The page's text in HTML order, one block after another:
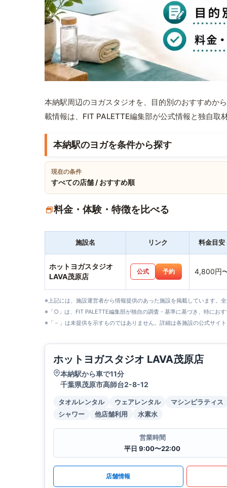
本納駅周辺のヨガスタジオを、目的別のおすすめか
載情報は、FIT PALETTE編集部が公式情報と独自取
本納駅のヨガを条件から探す
現在の条件
すべての店舗 / おすすめ順
料金・体験・特徴を比べる
施設名 リンク 料金目安
ホットヨガスタジオ
LAVA茂原店
公式 予約 4,800円
※上記には、施設運営者から情報提供のあった施設を掲載しています。
※「○」は、FIT PALETTE編集部が独自の調査・基準に基づき、特にお
※「－」は未提供を示すものではありません。詳細は各施設の公式サイ
ホットヨガスタジオ LAVA茂原店
本納駅から車で11分
千葉県茂原市高師台2-8-12
タオルレンタル ウェアレンタル
マシンピラティス
シャワー
他店舗利用 水素水
営業時間
平日 9:00〜22:00
店舗情報